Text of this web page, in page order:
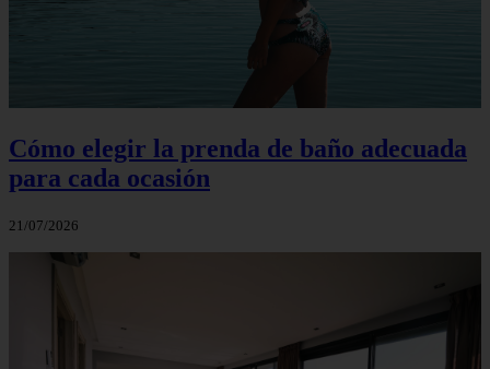
Cómo elegir la prenda de baño adecuada
para cada ocasión
21/07/2026